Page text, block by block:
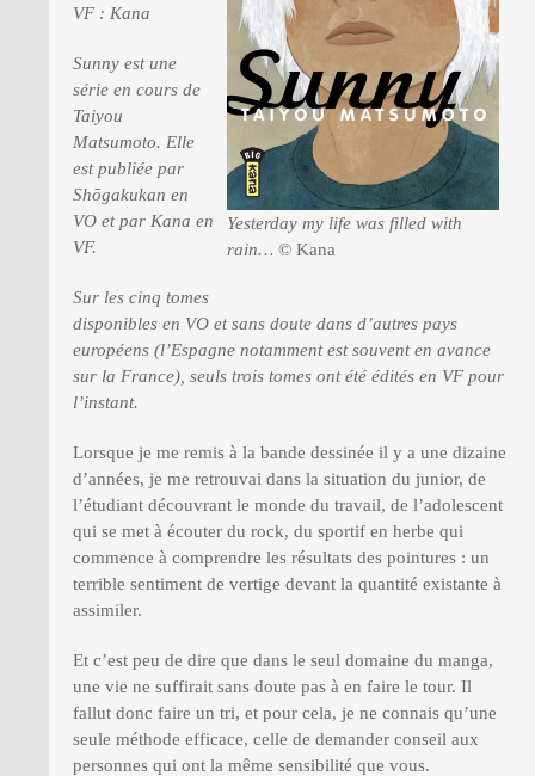
PRESSE
Yesterday my life was filled with
rain… © Kana
VF : Kana
Sunny est une
série en cours de
Taiyou
Matsumoto. Elle
est publiée par
Shōgakukan en
VO et par Kana en
VF.
Sur les cinq tomes
disponibles en VO et sans doute dans d’autres pays
européens (l’Espagne notamment est souvent en avance
sur la France), seuls trois tomes ont été édités en VF pour
l’instant.
Lorsque je me remis à la bande dessinée il y a une dizaine
d’années, je me retrouvai dans la situation du junior, de
l’étudiant découvrant le monde du travail, de l’adolescent
qui se met à écouter du rock, du sportif en herbe qui
commence à comprendre les résultats des pointures : un
terrible sentiment de vertige devant la quantité existante à
assimiler.
Et c’est peu de dire que dans le seul domaine du manga,
une vie ne suffirait sans doute pas à en faire le tour. Il
fallut donc faire un tri, et pour cela, je ne connais qu’une
seule méthode efficace, celle de demander conseil aux
personnes qui ont la même sensibilité que vous.